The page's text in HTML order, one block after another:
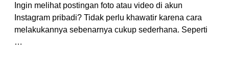
Ingin melihat postingan foto atau video di akun
Instagram pribadi? Tidak perlu khawatir karena cara
melakukannya sebenarnya cukup sederhana. Seperti
…